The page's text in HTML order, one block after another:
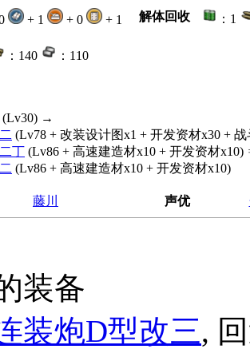
+ 1 + 0 + 1 解体回收 ：1
：140 ：110
(Lv30) →
(Lv78 + 改装设计图x1 + 开发资材x30 +
丁 (Lv86 + 高速建造材x10 + 开发资材
(Lv86 + 高速建造材x10 + 开发资材x10)
藤川 声优
装备
装炮D型改三,